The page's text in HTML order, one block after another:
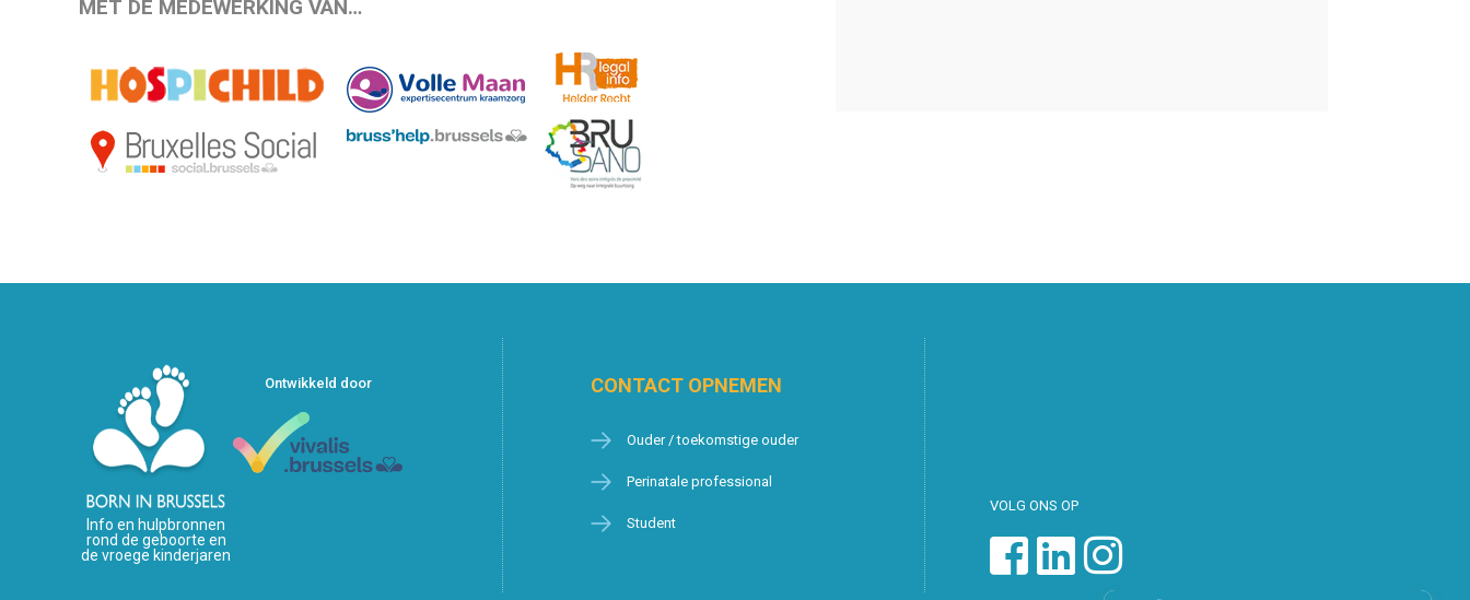
MET DE MEDEWERKING VAN…
Info en hulpbronnen
rond de geboorte en
de vroege kinderjaren
Ontwikkeld door CONTACT OPNEMEN
Ouder / toekomstige ouder
Perinatale professional
Student
VOLG ONS OP